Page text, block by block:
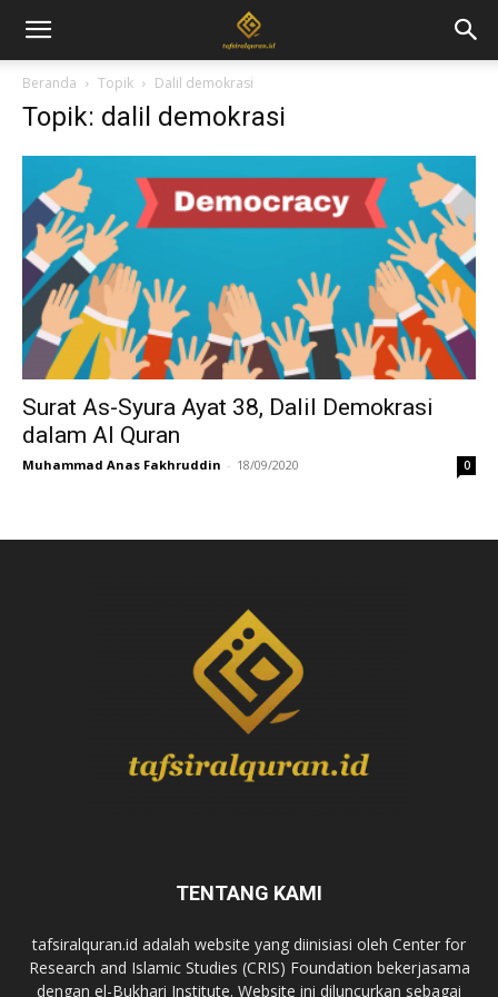
Beranda Topik Dalil demokrasi
Topik: dalil demokrasi
Surat As-Syura Ayat 38, Dalil Demokrasi
dalam Al Quran
Muhammad Anas Fakhruddin - 18/09/2020 0
TENTANG KAMI
tafsiralquran.id adalah website yang diinisiasi oleh Center for
Research and Islamic Studies (CRIS) Foundation bekerjasama
dengan el-Bukhari Institute. Website ini diluncurkan sebagai